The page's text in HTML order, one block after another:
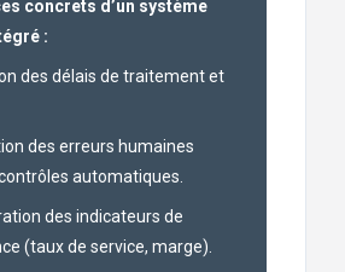
concrets d’un système
:
des délais de traitement et
des erreurs humaines
automatiques.
des indicateurs de
(taux de service, marge).